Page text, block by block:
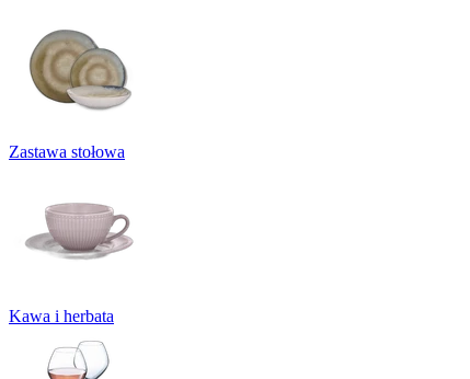
Zastawa stołowa
Kawa i herbata